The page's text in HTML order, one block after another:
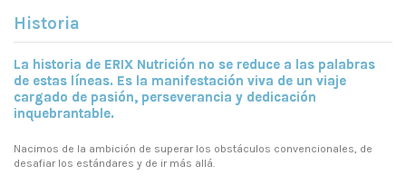
Historia
La historia de ERIX Nutrición no se reduce a las palabras
de estas líneas. Es la manifestación viva de un viaje
cargado de pasión, perseverancia y dedicación
inquebrantable.
Nacimos de la ambición de superar los obstáculos convencionales, de
desafiar los estándares y de ir más allá.